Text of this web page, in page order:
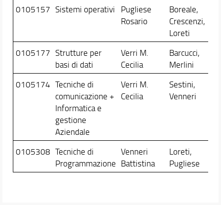
0105157 Sistemi operativi
Pugliese
Rosario
Boreale,
Crescenzi,
Loreti
0105177 Strutture per
basi di dati
Verri M.
Cecilia
Barcucci,
Merlini
0105174 Tecniche di
comunicazione +
Informatica e
gestione
Aziendale
Verri M.
Cecilia
Sestini,
Venneri
0105308 Tecniche di
Programmazione
Venneri
Battistina
Loreti,
Pugliese